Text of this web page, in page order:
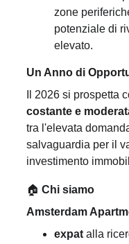
zone
potenziale di
elevato.
🏠 Chi siamo
Amsterdam
expat alla
Un Anno di
Il 2026 si prospetta
costante e
tra l'elevata
salvaguardia per il
investimento